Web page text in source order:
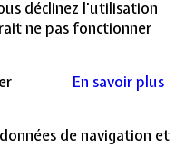
déclinez l'utilisation
ne pas fonctionner
En savoir plus
de navigation et